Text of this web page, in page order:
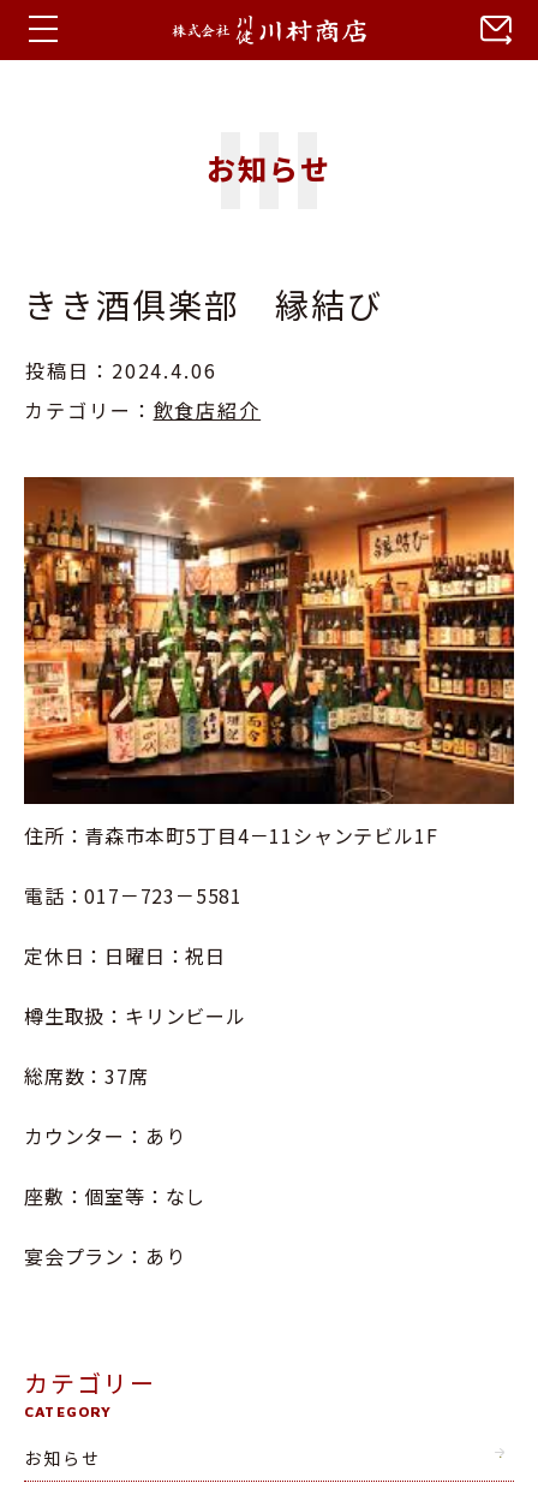
会社概要
アクセス
お知らせ
きき酒俱楽部 縁結び
投稿日：2024.4.06
カテゴリー： 飲食店紹介
住所：青森市本町5丁目4－11シャンテビル1F
電話：017－723－5581
定休日：日曜日：祝日
樽生取扱：キリンビール
総席数：37席
カウンター：あり
座敷：個室等：なし
宴会プラン：あり
カテゴリー
CATEGORY
お知らせ